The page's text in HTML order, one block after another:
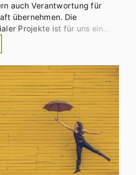
auch Verantwortung für
übernehmen. Die
Projekte ist für uns ein
unserer
Als die Matthias Ginter
anstehende Benefiz Turnier
Padel-Halle des Just
informierte, konnten wir